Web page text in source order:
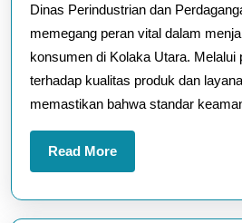
di
Dinas Perindustrian dan
memegang peran vital dalam
konsumen di Kolaka Utara. Melalui
terhadap kualitas produk dan
memastikan bahwa standar
Read MoreRead
More